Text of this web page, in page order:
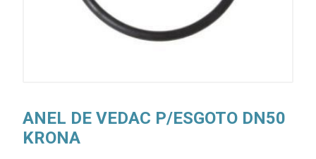
ANEL DE VEDAC P/ESGOTO DN50
KRONA